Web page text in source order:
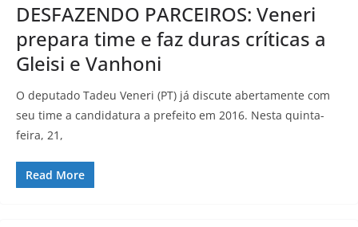
DESFAZENDO PARCEIROS: Veneri
prepara time e faz duras críticas a
Gleisi e Vanhoni
O deputado Tadeu Veneri (PT) já discute abertamente com
seu time a candidatura a prefeito em 2016. Nesta quinta-
feira, 21,
Read More